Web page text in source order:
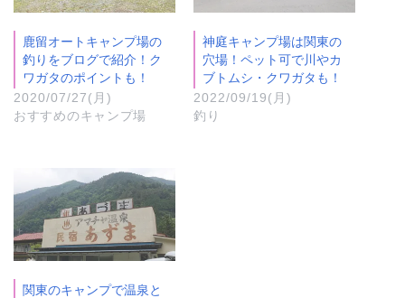
鹿留オートキャンプ場の
釣りをブログで紹介！ク
ワガタのポイントも！
2020/07/27(月)
おすすめのキャンプ場
神庭キャンプ場は関東の
穴場！ペット可で川やカ
ブトムシ・クワガタも！
2022/09/19(月)
釣り
関東のキャンプで温泉と